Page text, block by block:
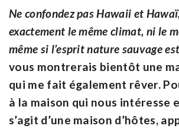
Ne confondez pas Hawaii et Hawaï,
exactement le même climat, ni le
même si l’esprit nature sauvage
vous montrerais bientôt une
qui me fait également rêver.
à la maison qui nous intéresse
s’agit d’une maison d’hôtes,